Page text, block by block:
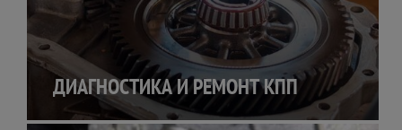
ДИАГНОСТИКА И РЕМОНТ КПП